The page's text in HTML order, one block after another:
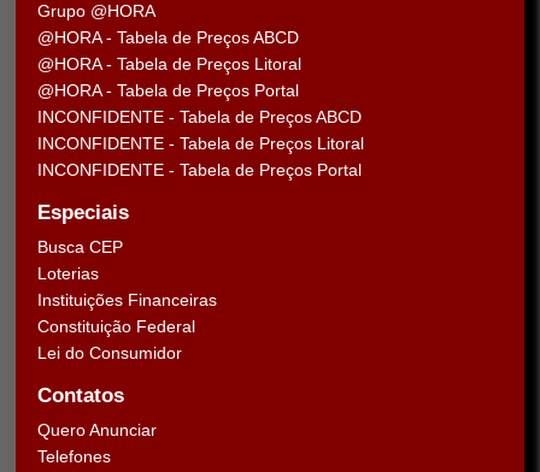
Grupo @HORA
@HORA - Tabela de Preços ABCD
@HORA - Tabela de Preços Litoral
@HORA - Tabela de Preços Portal
INCONFIDENTE - Tabela de Preços ABCD
INCONFIDENTE - Tabela de Preços Litoral
INCONFIDENTE - Tabela de Preços Portal
Especiais
Busca CEP
Loterias
Instituições Financeiras
Constituição Federal
Lei do Consumidor
Contatos
Quero Anunciar
Telefones